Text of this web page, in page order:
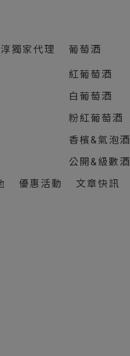
獨家代理 葡萄酒
紅葡萄酒
白葡萄酒
粉紅葡萄酒
香檳&氣泡酒
公開&級數酒
優惠活動 文章快訊